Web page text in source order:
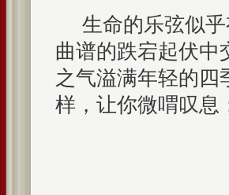
生命的乐弦似
曲谱的跌宕起伏中
之气溢满年轻的四
样，让你微喟叹息